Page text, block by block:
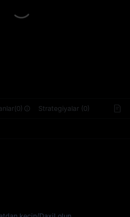
Strategiyalar (0)